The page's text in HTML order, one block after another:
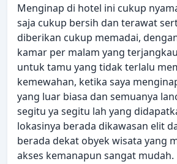
Menginap di hotel ini cukup
saja cukup bersih dan terawat
diberikan cukup memadai,
kamar per malam yang
untuk tamu yang tidak terlalu
kemewahan, ketika saya
yang luar biasa dan semuanya
segitu ya segitu lah yang
lokasinya berada dikawasan elit
berada dekat obyek wisata yang
akses kemanapun sangat mudah.